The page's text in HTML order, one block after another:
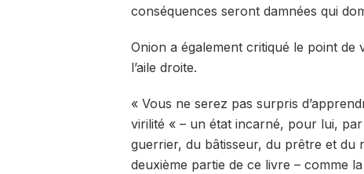
conséquences seront damnées qui
Onion a également critiqué le point
l’aile droite.
« Vous ne serez pas surpris
virilité « – un état incarné, pour lui,
guerrier, du bâtisseur, du prêtre et
deuxième partie de ce livre – comme